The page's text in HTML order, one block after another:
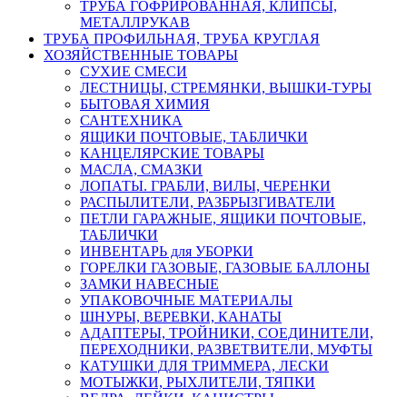
ТРУБА ГОФРИРОВАННАЯ, КЛИПСЫ,
МЕТАЛЛРУКАВ
ТРУБА ПРОФИЛЬНАЯ, ТРУБА КРУГЛАЯ
ХОЗЯЙСТВЕННЫЕ ТОВАРЫ
СУХИЕ СМЕСИ
ЛЕСТНИЦЫ, СТРЕМЯНКИ, ВЫШКИ-ТУРЫ
БЫТОВАЯ ХИМИЯ
САНТЕХНИКА
ЯЩИКИ ПОЧТОВЫЕ, ТАБЛИЧКИ
КАНЦЕЛЯРСКИЕ ТОВАРЫ
МАСЛА, СМАЗКИ
ЛОПАТЫ. ГРАБЛИ, ВИЛЫ, ЧЕРЕНКИ
РАСПЫЛИТЕЛИ, РАЗБРЫЗГИВАТЕЛИ
ПЕТЛИ ГАРАЖНЫЕ, ЯЩИКИ ПОЧТОВЫЕ,
ТАБЛИЧКИ
ИНВЕНТАРЬ для УБОРКИ
ГОРЕЛКИ ГАЗОВЫЕ, ГАЗОВЫЕ БАЛЛОНЫ
ЗАМКИ НАВЕСНЫЕ
УПАКОВОЧНЫЕ МАТЕРИАЛЫ
ШНУРЫ, ВЕРЕВКИ, КАНАТЫ
АДАПТЕРЫ, ТРОЙНИКИ, СОЕДИНИТЕЛИ,
ПЕРЕХОДНИКИ, РАЗВЕТВИТЕЛИ, МУФТЫ
КАТУШКИ ДЛЯ ТРИММЕРА, ЛЕСКИ
МОТЫЖКИ, РЫХЛИТЕЛИ, ТЯПКИ